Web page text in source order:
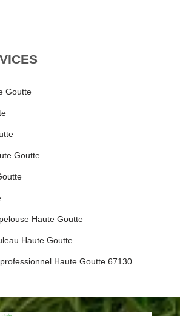
Goutte
Goutte
Haute Goutte
Haute Goutte
Haute Goutte 67130